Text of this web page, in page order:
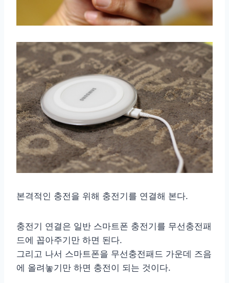
본격적인 충전을 위해 충전기를 연결해 본다.
충전기 연결은 일반 스마트폰 충전기를 무선충전패
드에 꼽아주기만 하면 된다.
그리고 나서 스마트폰을 무선충전패드 가운데 즈음
에 올려놓기만 하면 충전이 되는 것이다.